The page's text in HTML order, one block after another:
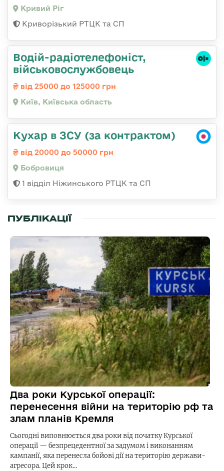
Кривий Ріг
Криворізький РТЦК та СП
Водій-радіотелефоніст,
військовослужбовець
від 25000 до 125000 грн
Київ, Київська область
Кухар в ЗСУ (за контрактом)
від 20000 до 50000 грн
Бобровиця
1 відділ Ніжинського РТЦК та СП
ПУБЛІКАЦІЇ
Два роки Курської операції:
перенесення війни на територію рф та
злам планів Кремля
Сьогодні виповнюється два роки від початку Курської
операції — безпрецедентної за задумом і виконанням
кампанії, яка перенесла бойові дії на територію держави-
агресора. Цей крок…